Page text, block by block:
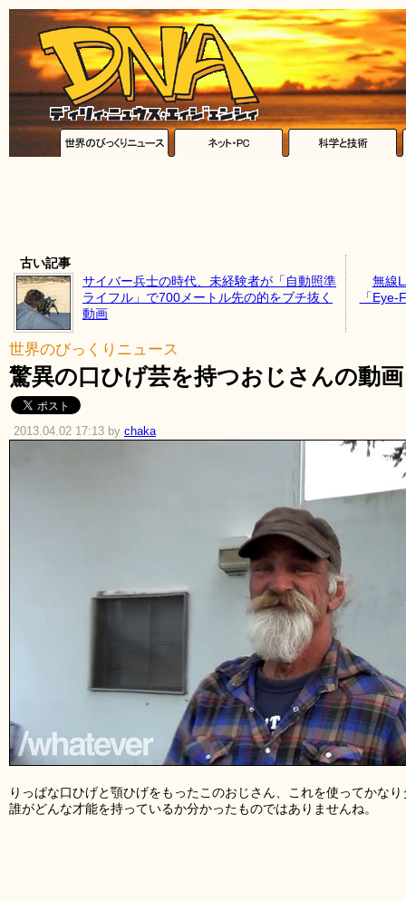
古い記事
サイバー兵士の時代、未経験者が「自動照準
ライフル」で700メートル先の的をブチ抜く
動画
無線
「
世界のびっくりニュース
驚異の口ひげ芸を持つおじさんの動画
2013.04.02 17:13 by chaka
りっぱな口ひげと顎ひげをもったこのおじさん、これを使ってかな
誰がどんな才能を持っているか分かったものではありませんね。